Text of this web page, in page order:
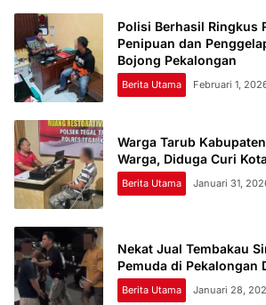
Polisi Berhasil Ringkus
Penipuan dan
Bojong Pekalongan
Berita Utama Februari 1,
Warga Tarub
Warga, Diduga Curi
Berita Utama Januari 31,
Nekat Jual Tembakau
Pemuda di Pekalongan
Berita Utama Januari 28,